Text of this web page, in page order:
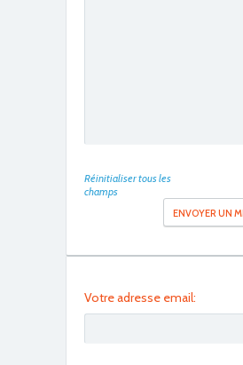
Réinitialiser tous les
champs
Votre adresse email: